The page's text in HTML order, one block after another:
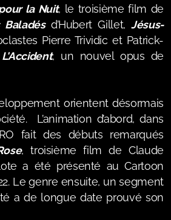
la Nuit, le troisième film de
Baladésd’Hubert Gillet,Jésus-
Pierre Trividic et Patrick-
L'Accident, un nouvel opus de
orientent désormais
L’animation d’abord, dans
fait des débuts remarqués
, troisième film de Claude
a été présenté au Cartoon
Le genre ensuite, un segment
a de longue date prouvé son